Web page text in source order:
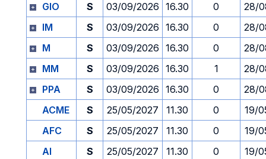
GIO
S 03/09/2026 16.30 0
28/
IM
S 03/09/2026 16.30 0
28/
M
S 03/09/2026 16.30 0
28/
MM
S 03/09/2026 16.30 1
28/
PPA
S 03/09/2026 16.30 0
28/
ACME
S 25/05/2027 11.30 0
19/
AFC
S 25/05/2027 11.30 0
19/
AI
S 25/05/2027 11.30 0
19/